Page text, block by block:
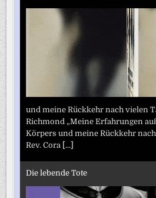
und meine Rückkehr nach vielen
Richmond „Meine Erfahrungen
Körpers und meine Rückkehr
Rev. Cora [...]
Die lebende Tote